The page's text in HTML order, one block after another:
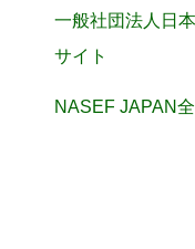
一般社団法人日
サイト
NASEF JAPAN